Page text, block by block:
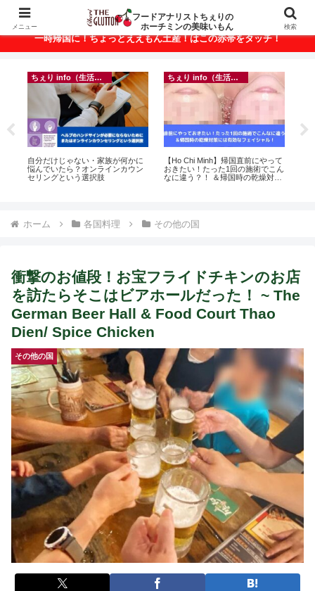
ベトナム・ホーチミンの美味いもんが満載！
一時帰国に！ちょっとええもん土産！はこの赤帯をタッチ！
・家族が何かに
ンラインカウン
【Ho Chi Minh】帰国直前にやって
おきたい！たった1回の施術でこん
なに違う？！ ＆帰国時の乾燥対策
【ホーチミン】ホリデーシ
の爪のおしゃれに！ちぇり
とお世話になってるネイル
ホーム 各国料理 その他の国
衝撃のお値段！お宝フライドチキンのお店
を訪たらそこはビアホールだった！ ~ The
German Beer Hall & Food Court Thao
Dien/ Spice Chicken
その他の国
メニュー
フードアナリストちぇりの
ホーチミンの美味いもん
検索